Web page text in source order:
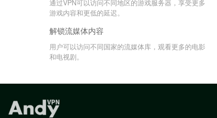
通过VPN可以访问不同地区的游戏服务器，享受更多
游戏内容和更低的延迟。
解锁流媒体内容
用户可以访问不同国家的流媒体库，观看更多的电影
和电视剧。